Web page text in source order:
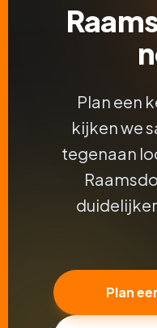
Plan een
kijken we
tegenaan
Plan